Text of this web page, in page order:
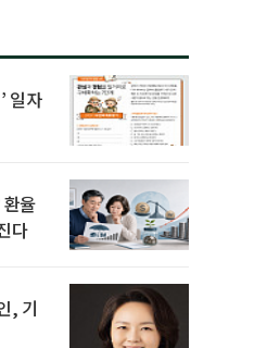
일자
율
다
, 기